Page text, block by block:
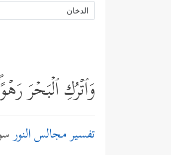
وَٱتۡرُكِ ٱلۡبَحۡرَ
تفسير مجالس النور